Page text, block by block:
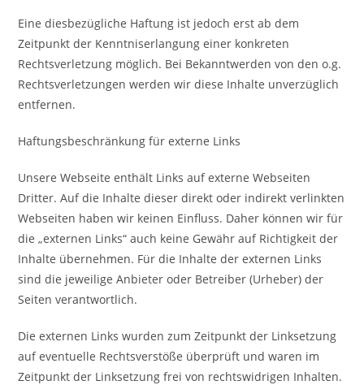
Eine diesbezügliche Haftung ist jedoch erst ab dem
Zeitpunkt der Kenntniserlangung einer konkreten
Rechtsverletzung möglich. Bei Bekanntwerden von den o.g.
Rechtsverletzungen werden wir diese Inhalte unverzüglich
entfernen.
Haftungsbeschränkung für externe Links
Unsere Webseite enthält Links auf externe Webseiten
Dritter. Auf die Inhalte dieser direkt oder indirekt verlinkten
Webseiten haben wir keinen Einfluss. Daher können wir für
die „externen Links“ auch keine Gewähr auf Richtigkeit der
Inhalte übernehmen. Für die Inhalte der externen Links
sind die jeweilige Anbieter oder Betreiber (Urheber) der
Seiten verantwortlich.
Die externen Links wurden zum Zeitpunkt der Linksetzung
auf eventuelle Rechtsverstöße überprüft und waren im
Zeitpunkt der Linksetzung frei von rechtswidrigen Inhalten.